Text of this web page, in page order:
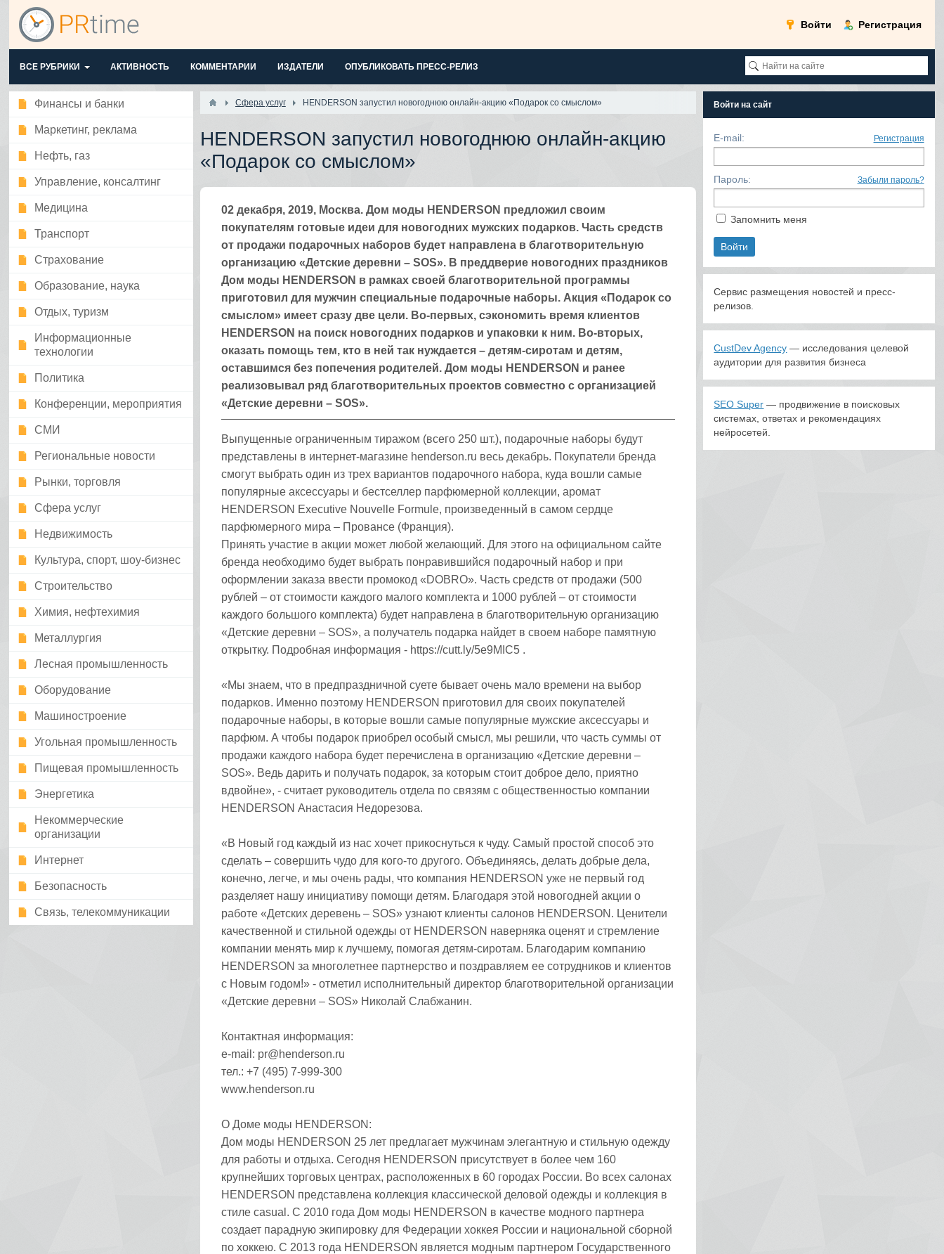
Войти Регистрация
ВСЕ РУБРИКИ АКТИВНОСТЬ КОММЕНТАРИИ ИЗДАТЕЛИ ОПУБЛИКОВАТЬ ПРЕСС-РЕЛИЗ
Финансы и банки
Маркетинг, реклама
Нефть, газ
Управление, консалтинг
Медицина
Транспорт
Страхование
Образование, наука
Отдых, туризм
Информационные
технологии
Политика
Конференции, мероприятия
СМИ
Региональные новости
Рынки, торговля
Сфера услуг
Недвижимость
Культура, спорт, шоу-бизнес
Строительство
Химия, нефтехимия
Металлургия
Лесная промышленность
Оборудование
Машиностроение
Угольная промышленность
Пищевая промышленность
Энергетика
Некоммерческие
организации
Интернет
Безопасность
Связь, телекоммуникации
Сфера услуг HENDERSON запустил новогоднюю онлайн-акцию «Подарок со смыслом»
HENDERSON запустил новогоднюю онлайн-акцию
«Подарок со смыслом»
02 декабря, 2019, Москва. Дом моды HENDERSON предложил своим
покупателям готовые идеи для новогодних мужских подарков. Часть средств
от продажи подарочных наборов будет направлена в благотворительную
организацию «Детские деревни – SOS». В преддверие новогодних праздников
Дом моды HENDERSON в рамках своей благотворительной программы
приготовил для мужчин специальные подарочные наборы. Акция «Подарок со
смыслом» имеет сразу две цели. Во-первых, сэкономить время клиентов
HENDERSON на поиск новогодних подарков и упаковки к ним. Во-вторых,
оказать помощь тем, кто в ней так нуждается – детям-сиротам и детям,
оставшимся без попечения родителей. Дом моды HENDERSON и ранее
реализовывал ряд благотворительных проектов совместно с организацией
«Детские деревни – SOS».
Выпущенные ограниченным тиражом (всего 250 шт.), подарочные наборы будут
представлены в интернет-магазине henderson.ru весь декабрь. Покупатели бренда
смогут выбрать один из трех вариантов подарочного набора, куда вошли самые
популярные аксессуары и бестселлер парфюмерной коллекции, аромат
HENDERSON Executive Nouvelle Formule, произведенный в самом сердце
парфюмерного мира – Провансе (Франция).
Принять участие в акции может любой желающий. Для этого на официальном сайте
бренда необходимо будет выбрать понравившийся подарочный набор и при
оформлении заказа ввести промокод «DOBRO». Часть средств от продажи (500
рублей – от стоимости каждого малого комплекта и 1000 рублей – от стоимости
каждого большого комплекта) будет направлена в благотворительную организацию
«Детские деревни – SOS», а получатель подарка найдет в своем наборе памятную
открытку. Подробная информация - https://cutt.ly/5e9MIC5 .
«Мы знаем, что в предпраздничной суете бывает очень мало времени на выбор
подарков. Именно поэтому HENDERSON приготовил для своих покупателей
подарочные наборы, в которые вошли самые популярные мужские аксессуары и
парфюм. А чтобы подарок приобрел особый смысл, мы решили, что часть суммы от
продажи каждого набора будет перечислена в организацию «Детские деревни –
SOS». Ведь дарить и получать подарок, за которым стоит доброе дело, приятно
вдвойне», - считает руководитель отдела по связям с общественностью компании
HENDERSON Анастасия Недорезова.
«В Новый год каждый из нас хочет прикоснуться к чуду. Самый простой способ это
сделать – совершить чудо для кого-то другого. Объединяясь, делать добрые дела,
конечно, легче, и мы очень рады, что компания HENDERSON уже не первый год
разделяет нашу инициативу помощи детям. Благодаря этой новогодней акции о
работе «Детских деревень – SOS» узнают клиенты салонов HENDERSON. Ценители
качественной и стильной одежды от HENDERSON наверняка оценят и стремление
компании менять мир к лучшему, помогая детям-сиротам. Благодарим компанию
HENDERSON за многолетнее партнерство и поздравляем ее сотрудников и клиентов
с Новым годом!» - отметил исполнительный директор благотворительной организации
«Детские деревни – SOS» Николай Слабжанин.
Контактная информация:
e-mail: pr@henderson.ru
тел.: +7 (495) 7-999-300
www.henderson.ru
О Доме моды HENDERSON:
Дом моды HENDERSON 25 лет предлагает мужчинам элегантную и стильную одежду
для работы и отдыха. Сегодня HENDERSON присутствует в более чем 160
крупнейших торговых центрах, расположенных в 60 городах России. Во всех салонах
HENDERSON представлена коллекция классической деловой одежды и коллекция в
стиле casual. С 2010 года Дом моды HENDERSON в качестве модного партнера
создает парадную экипировку для Федерации хоккея России и национальной сборной
по хоккею. С 2013 года HENDERSON является модным партнером Государственного
Войти на сайт
E-mail: Регистрация
Пароль: Забыли пароль?
Запомнить меня
Сервис размещения новостей и пресс-
релизов.
CustDev Agency — исследования целевой
аудитории для развития бизнеса
SEO Super — продвижение в поисковых
системах, ответах и рекомендациях
нейросетей.